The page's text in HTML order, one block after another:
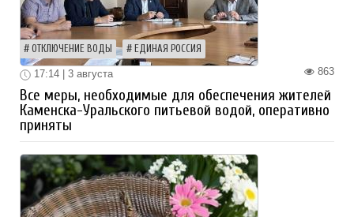
ОТКЛЮЧЕНИЕ ВОДЫ ЕДИНАЯ РОССИЯ
863
17:14 | 3 августа
Все меры, необходимые для обеспечения жителей
Каменска-Уральского питьевой водой, оперативно
приняты